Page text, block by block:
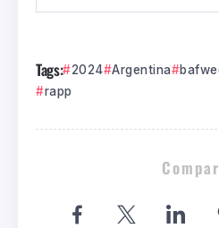
Tags: 2024 Argentina
rapp